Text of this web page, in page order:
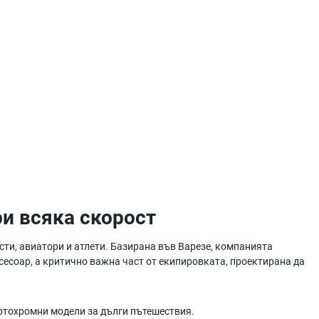
всяка скорост
авиатори и атлети. Базирана във Варезе, компанията
а критично важна част от екипировката, проектирана да
модели за дълги пътешествия.